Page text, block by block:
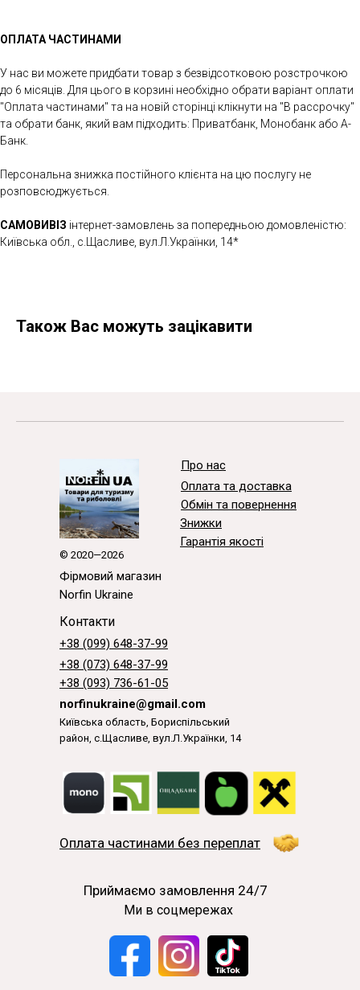
ОПЛАТА ЧАСТИНАМИ
У нас ви можете придбати товар з безвідсотковою розстрочкою
до 6 місяців. Для цього в корзині необхідно обрати варіант оплати
"Оплата частинами" та на новій сторінці клікнути на "В рассрочку"
та обрати банк, який вам підходить: Приватбанк, Монобанк або А-
Банк.
Персональна знижка постійного клієнта на цю послугу не
розповсюджується.
САМОВИВІЗ інтернет-замовлень за попередньою домовленістю:
Київська обл., с.Щасливе, вул.Л.Українки, 14*
Також Вас можуть зацікавити
© 2020—2026
Фірмовий магазин
Norfin Ukraine
Про нас
Оплата та доставка
Обмін та повернення
Знижки
Гарантія якості
Контакти
Київська область, Бориспільський
район, с.Щасливе, вул.Л.Українки, 14
Ми в соцмережах
+38 (099) 648-37-99
norfinukraine@gmail.com
Приймаємо замовлення 24/7
+38 (073) 648-37-99
+38 (093) 736-61-05
Оплата частинами без переплат